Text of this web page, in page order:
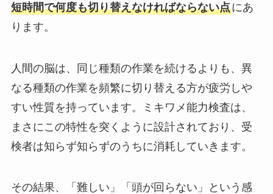
短時間で何度も切り替えなければならない点にあ
ります。
人間の脳は、同じ種類の作業を続けるよりも、異
なる種類の作業を頻繁に切り替える方が疲労しや
すい性質を持っています。ミキワメ能力検査は、
まさにこの特性を突くように設計されており、受
検者は知らず知らずのうちに消耗していきます。
その結果、「難しい」「頭が回らない」という感